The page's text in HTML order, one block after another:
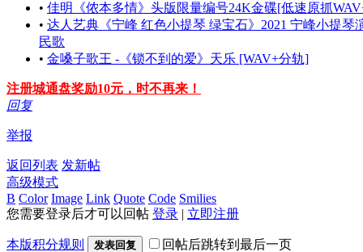
• 佳明《侬本多情》头版限量编号24K金碟[低速原抓
• 达人艺典《宁峰 红色小提琴 绿宝石》2021 宁峰小提琴
民歌
• 金嗓子歌王 -《锁不到的爱》天乐 [WAV+分轨]
注册城通盘奖励10元，时不再来！
回复
举报
返回列表 发新帖
高级模式
B Color Image Link Quote Code Smilies
您需要登录后才可以回帖 登录 | 立即注册
本版积分规则 发表回复 回帖后跳转到最后一页